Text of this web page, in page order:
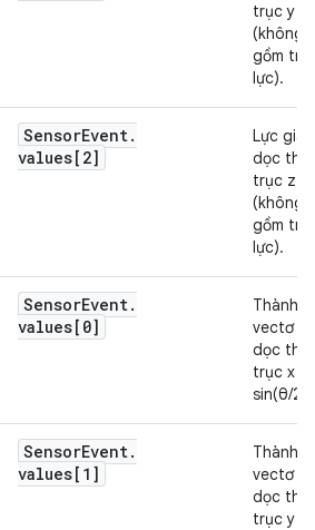
trục y
(không
gồm
lực).
SensorEvent.
values[2]
Lực gia
dọc
trục z
(không
gồm
lực).
SensorEvent.
values[0]
Thành
vectơ
dọc
trục x
sin(θ/
SensorEvent.
values[1]
Thành
vectơ
dọc
trục y